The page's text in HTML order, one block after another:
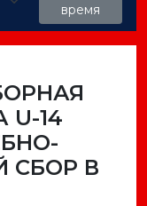
время
14
СБОР В